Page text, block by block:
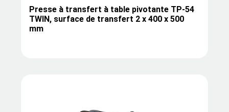
Presse à transfert à table pivotante TP-54
TWIN, surface de transfert 2 x 400 x 500
mm